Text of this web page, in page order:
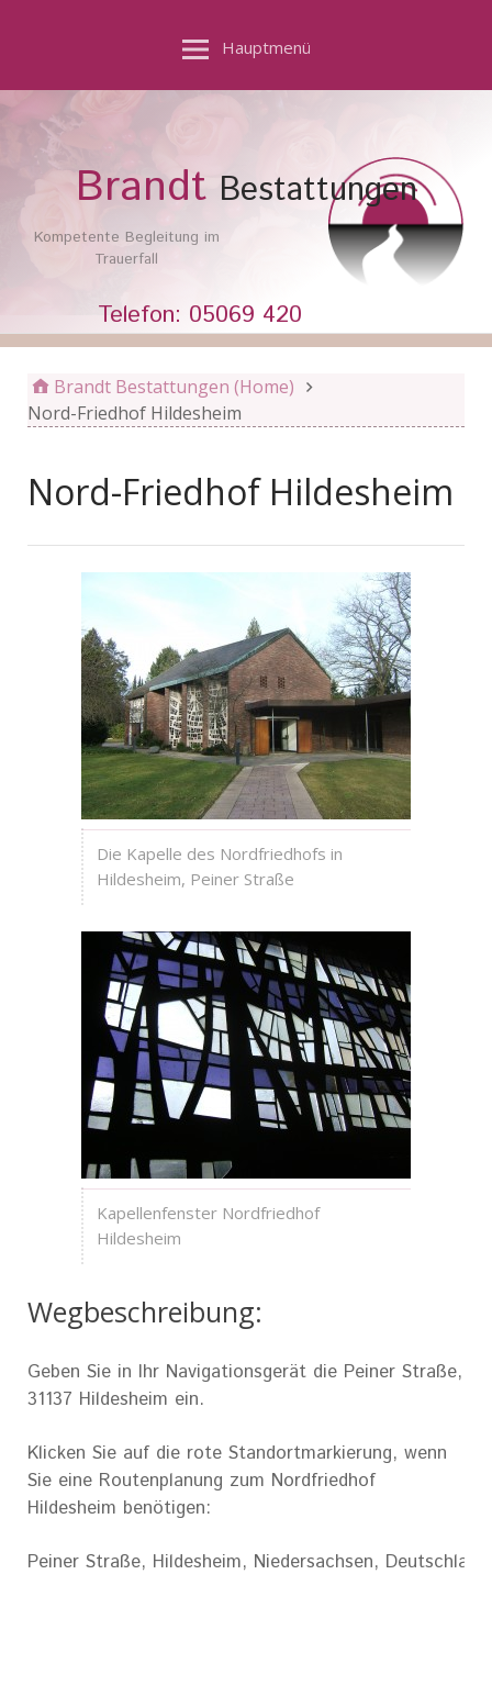
Hauptmenü
Brandt Bestattungen
Kompetente Begleitung im
Trauerfall
Telefon: 05069 420
Brandt Bestattungen (Home)
Nord-Friedhof Hildesheim
Nord-Friedhof Hildesheim
Die Kapelle des Nordfriedhofs in
Hildesheim, Peiner Straße
Kapellenfenster Nordfriedhof
Hildesheim
Wegbeschreibung:
Geben Sie in Ihr Navigationsgerät die Peiner Straße,
31137 Hildesheim ein.
Klicken Sie auf die rote Standortmarkierung, wenn
Sie eine Routenplanung zum Nordfriedhof
Hildesheim benötigen:
Peiner Straße, Hildesheim, Niedersachsen, Deutschland